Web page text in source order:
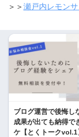
＞＞ 瀬戸内レモン
ブログ運営で後悔し
成果が出ても納得で
ケ【とくトークvol.1